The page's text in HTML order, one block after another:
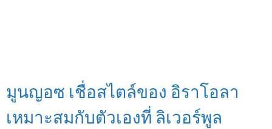
มูนญอซ เชื่อสไตล์ของ อิราโอลา
เหมาะสมกับตัวเองที่ ลิเวอร์พูล